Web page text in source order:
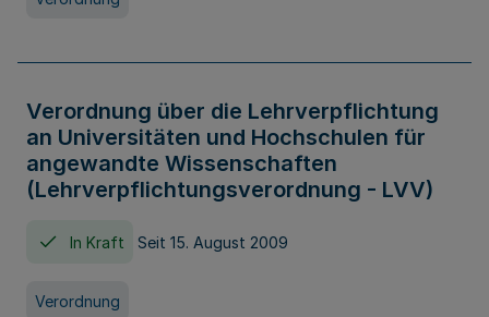
Verordnung über die Lehrverpflichtung
an Universitäten und Hochschulen für
angewandte Wissenschaften
(Lehrverpflichtungsverordnung - LVV)
In Kraft Seit 15. August 2009
Verordnung